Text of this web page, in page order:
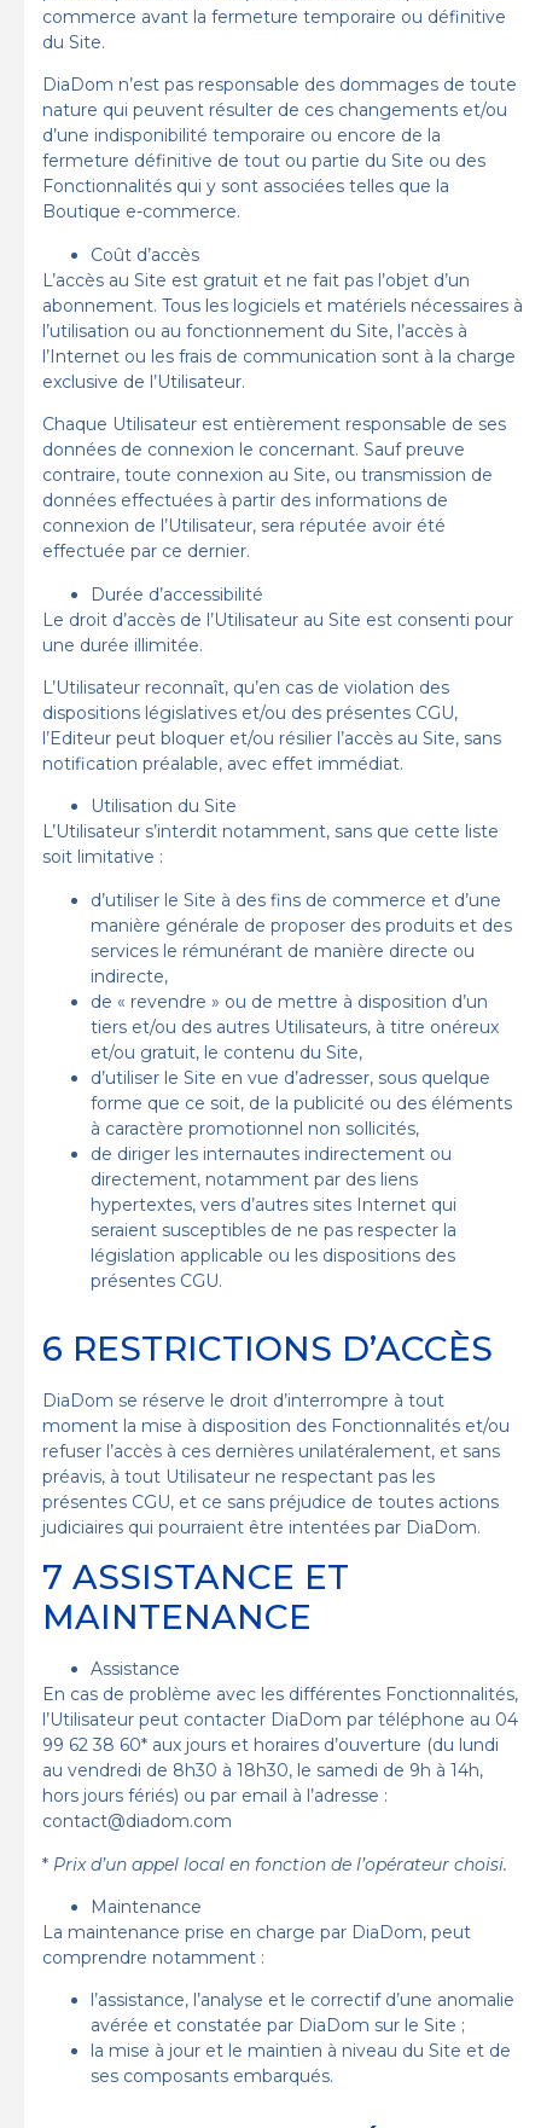
commerce avant la fermeture temporaire ou définitive
du Site.
DiaDom n’est pas responsable des dommages de toute
nature qui peuvent résulter de ces changements et/ou
d’une indisponibilité temporaire ou encore de la
fermeture définitive de tout ou partie du Site ou des
Fonctionnalités qui y sont associées telles que la
Boutique e-commerce.
Coût d’accès
L’accès au Site est gratuit et ne fait pas l’objet d’un
abonnement. Tous les logiciels et matériels nécessaires à
l’utilisation ou au fonctionnement du Site, l’accès à
l’Internet ou les frais de communication sont à la charge
exclusive de l’Utilisateur.
Chaque Utilisateur est entièrement responsable de ses
données de connexion le concernant. Sauf preuve
contraire, toute connexion au Site, ou transmission de
données effectuées à partir des informations de
connexion de l’Utilisateur, sera réputée avoir été
effectuée par ce dernier.
Durée d’accessibilité
Le droit d’accès de l’Utilisateur au Site est consenti pour
une durée illimitée.
L’Utilisateur reconnaît, qu’en cas de violation des
dispositions législatives et/ou des présentes CGU,
l’Editeur peut bloquer et/ou résilier l’accès au Site, sans
notification préalable, avec effet immédiat.
Utilisation du Site
L’Utilisateur s’interdit notamment, sans que cette liste
soit limitative :
d’utiliser le Site à des fins de commerce et d’une
manière générale de proposer des produits et des
services le rémunérant de manière directe ou
indirecte,
de « revendre » ou de mettre à disposition d’un
tiers et/ou des autres Utilisateurs, à titre onéreux
et/ou gratuit, le contenu du Site,
d’utiliser le Site en vue d’adresser, sous quelque
forme que ce soit, de la publicité ou des éléments
à caractère promotionnel non sollicités,
de diriger les internautes indirectement ou
directement, notamment par des liens
hypertextes, vers d’autres sites Internet qui
seraient susceptibles de ne pas respecter la
législation applicable ou les dispositions des
présentes CGU.
6 RESTRICTIONS D’ACCÈS
DiaDom se réserve le droit d’interrompre à tout
moment la mise à disposition des Fonctionnalités et/ou
refuser l’accès à ces dernières unilatéralement, et sans
préavis, à tout Utilisateur ne respectant pas les
présentes CGU, et ce sans préjudice de toutes actions
judiciaires qui pourraient être intentées par DiaDom.
7 ASSISTANCE ET
MAINTENANCE
Assistance
En cas de problème avec les différentes Fonctionnalités,
l’Utilisateur peut contacter DiaDom par téléphone au 04
99 62 38 60* aux jours et horaires d’ouverture (du lundi
au vendredi de 8h30 à 18h30, le samedi de 9h à 14h,
hors jours fériés) ou par email à l’adresse :
contact@diadom.com
* Prix d’un appel local en fonction de l’opérateur choisi.
Maintenance
La maintenance prise en charge par DiaDom, peut
comprendre notamment :
l’assistance, l’analyse et le correctif d’une anomalie
avérée et constatée par DiaDom sur le Site ;
la mise à jour et le maintien à niveau du Site et de
ses composants embarqués.